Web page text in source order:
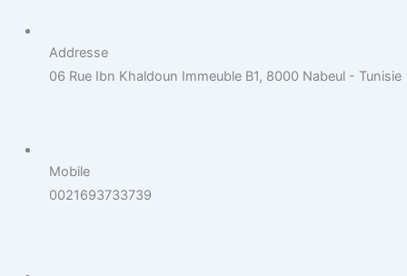
Addresse
06 Rue Ibn Khaldoun Immeuble B1, 8000 Nabeul - Tunisie
Mobile
0021693733739